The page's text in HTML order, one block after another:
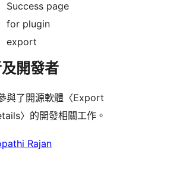
Success page
for plugin
export
開發者
與了開源軟體〈Export
〉的開發相關工作。
Rajan